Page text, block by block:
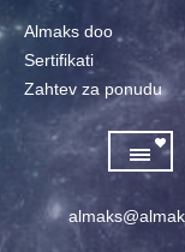
Almaks doo
Sertifikati
Zahtev za ponudu